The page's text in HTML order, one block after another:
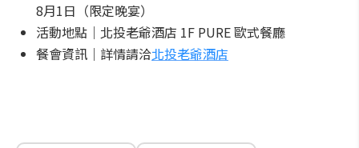
8月1日（限定晚宴）
活動地點｜北投老爺酒店 1F PURE 歐式餐廳
餐會資訊｜詳情請洽北投老爺酒店